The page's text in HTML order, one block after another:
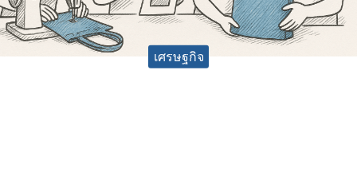
เศรษฐกิจ